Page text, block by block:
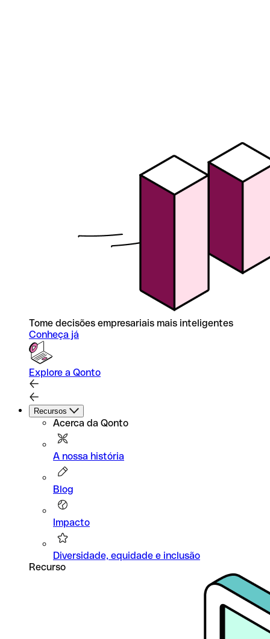
Tome decisões empresariais mais inteligentes
Conheça já
Explore a Qonto
Recursos
Acerca da Qonto
A nossa história
Blog
Impacto
Diversidade, equidade e inclusão
Recurso